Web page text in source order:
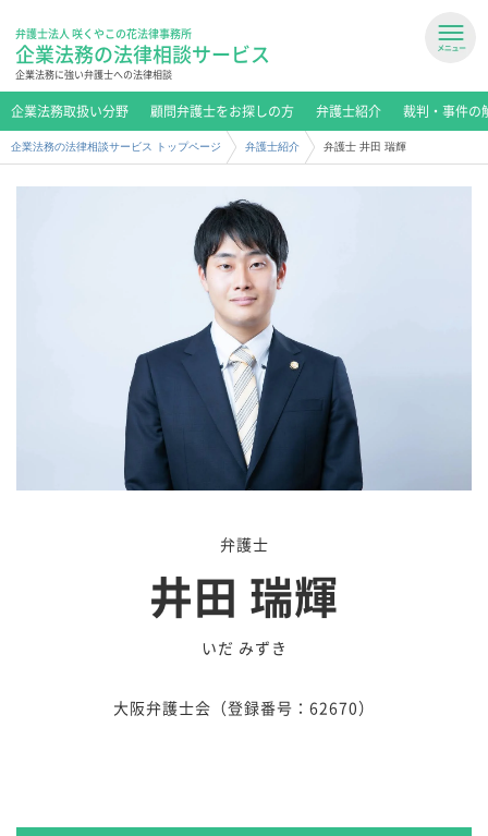
弁護士法人 咲くやこの花法律事務所
企業法務の法律相談サービス
企業法務に強い弁護士への法律相談
企業法務取扱い分野 顧問弁護士をお探しの方 弁護士紹介 裁判・事件の
企業法務の法律相談サービス トップページ 弁護士紹介 弁護士 井田 瑞輝
弁護士
井田 瑞輝
いだ みずき
大阪弁護士会（登録番号：62670）